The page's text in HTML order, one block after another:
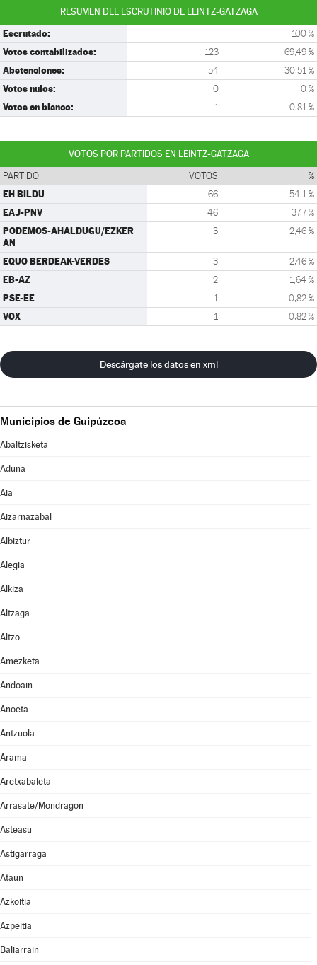
RESUMEN DEL ESCRUTINIO DE LEINTZ-GATZAGA
Escrutado: 100 %
Votos contabilizados: 123 69,49 %
Abstenciones: 54 30,51 %
Votos nulos: 0 0 %
Votos en blanco: 1 0,81 %
VOTOS POR PARTIDOS EN LEINTZ-GATZAGA
PARTIDO VOTOS %
EH BILDU 66 54,1 %
EAJ-PNV 46 37,7 %
PODEMOS-AHALDUGU/EZKER
AN
3 2,46 %
EQUO BERDEAK-VERDES 3 2,46 %
EB-AZ 2 1,64 %
PSE-EE 1 0,82 %
VOX 1 0,82 %
Descárgate los datos en xml
Municipios de Guipúzcoa
Abaltzisketa
Aduna
Aia
Aizarnazabal
Albiztur
Alegia
Alkiza
Altzaga
Altzo
Amezketa
Andoain
Anoeta
Antzuola
Arama
Aretxabaleta
Arrasate/Mondragon
Asteasu
Astigarraga
Ataun
Azkoitia
Azpeitia
Baliarrain